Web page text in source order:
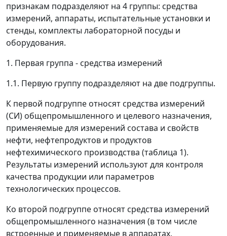
признакам подразделяют на 4 группы: средства
измерений, аппараты, испытательные установки и
стенды, комплекты лабораторной посуды и
оборудования.
1. Первая группа - средства измерений
1.1. Первую группу подразделяют на две подгруппы.
К первой подгруппе относят средства измерений
(СИ) общепромышленного и целевого назначения,
применяемые для измерений состава и свойств
нефти, нефтепродуктов и продуктов
нефтехимического производства (таблица 1).
Результаты измерений используют для контроля
качества продукции или параметров
технологических процессов.
Ко второй подгруппе относят средства измерений
общепромышленного назначения (в том числе
встроенные и применяемые в аппаратах,